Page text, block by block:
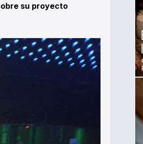
su proyecto